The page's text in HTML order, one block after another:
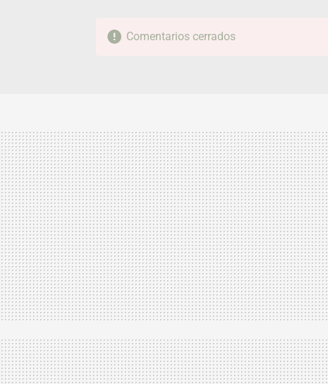
Comentarios cerrados